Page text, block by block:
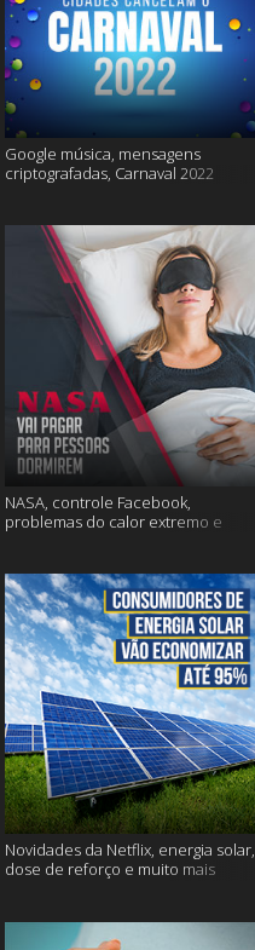
Google música, mensagens
criptografadas, Carnaval 2022
NASA, controle Facebook,
problemas do calor extremo e
Novidades da Netflix, energia solar,
dose de reforço e muito mais